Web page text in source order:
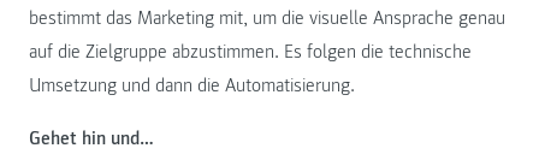
bestimmt das Marketing mit, um die visuelle Ansprache genau
auf die Zielgruppe abzustimmen. Es folgen die technische
Umsetzung und dann die Automatisierung.
Gehet hin und…